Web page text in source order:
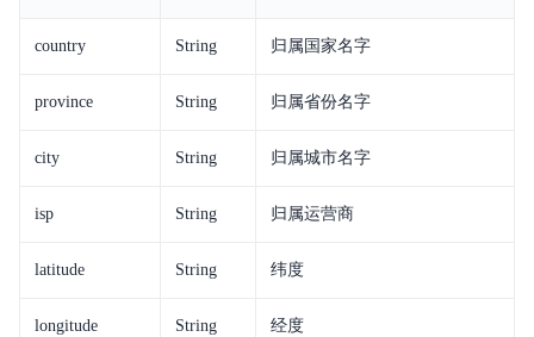
country String 归属国家名字
province String 归属省份名字
city String 归属城市名字
isp String 归属运营商
latitude String 纬度
longitude String 经度